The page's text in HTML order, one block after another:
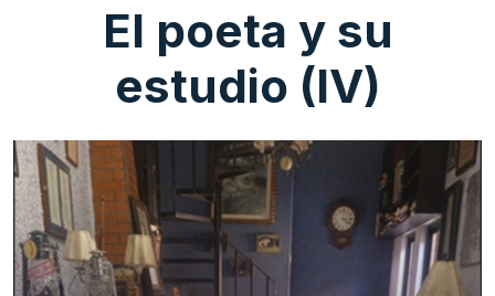
El poeta y su
estudio (IV)